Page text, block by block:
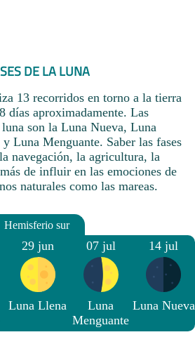
DE LA LUNA
13 recorridos en torno a la tierra
días aproximadamente. Las
son la Luna Nueva, Luna
Luna Menguante. Saber las fases
navegación, la agricultura, la
de influir en las emociones de
naturales como las mareas.
29 jun
Luna Llena
07 jul
Luna
Menguante
14 jul
Luna Nueva